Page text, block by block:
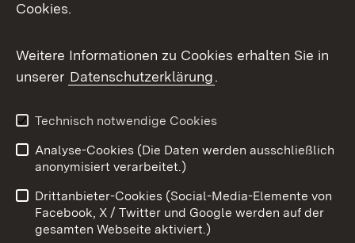
Messenger
Social Wall
X / Twitter
Youtube
Benutzungshinweise
Barrierefreiheit
Datenschutz
Cookies
Cookies.
Weitere Informationen zu Cookies erhalten Sie in
unserer Datenschutzerklärung.
Technisch notwendige Cookies
Analyse-Cookies (Die Daten werden ausschließlich
anonymisiert verarbeitet.)
Drittanbieter-Cookies (Social-Media-Elemente von
Facebook, X / Twitter und Google werden auf der
gesamten Webseite aktiviert.)